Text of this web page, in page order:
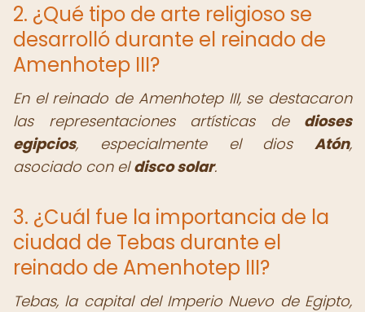
2. ¿Qué tipo de arte religioso se
desarrolló durante el reinado de
Amenhotep III?
En el reinado de Amenhotep III, se destacaron
las representaciones artísticas de dioses
egipcios, especialmente el dios Atón,
asociado con eldisco solar.
3. ¿Cuál fue la importancia de la
ciudad de Tebas durante el
reinado de Amenhotep III?
Tebas, la capital del Imperio Nuevo de Egipto,